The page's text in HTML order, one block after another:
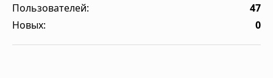
Пользователей:
47
Новых:
0